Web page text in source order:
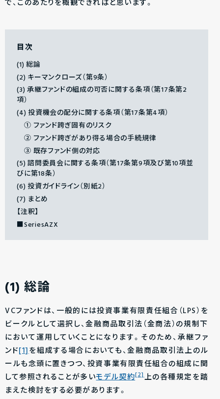
で、このあたりを概観できればと思います。
目次
(1) 総論
(2) キーマンクローズ（第9条）
(3) 承継ファンドの組成の可否に関する条項（第17条第2
項）
(4) 投資機会の配分に関する条項（第17条第4項）
① ファンド跨ぎ固有のリスク
② ファンド跨ぎがあり得る場合の手続規律
③ 既存ファンド側の対応
(5) 諮問委員会に関する条項（第17条第9項及び第10項並
びに第18条）
(6) 投資ガイドライン（別紙2）
(7) まとめ
【注釈】
■SeriesAZX
(1) 総論
VCファンドは、一般的には投資事業有限責任組合（LPS）を
ビークルとして選択し、金融商品取引法（金商法）の規制下
において運用していくことになります。そのため、承継ファ
ンド[1]を組成する場合においても、金融商品取引法上のル
ールも念頭に置きつつ、投資事業有限責任組合の組成に関
して参照されることが多いモデル契約[2]上の各種規定を踏
まえた検討をする必要があります。